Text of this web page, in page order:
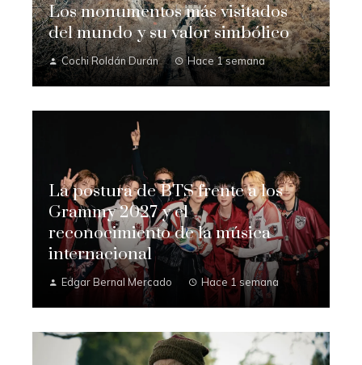
Los monumentos más visitados
del mundo y su valor simbólico
Cochi Roldán Durán Hace 1 semana
La postura de BTS frente a los
Grammy 2027 y el
reconocimiento de la música
internacional
Edgar Bernal Mercado Hace 1 semana